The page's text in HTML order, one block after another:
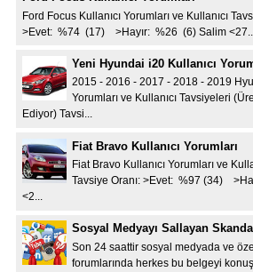
Ford Focus Kullanıcı Yorumları ve Kullanıcı
>Evet: %74 (17) >Hayır: %26 (6) Salim <27....
Yeni Hyundai i20 Kullanıcı
2015 - 2016 - 2017 - 2018 - 2019
Yorumları ve Kullanıcı Tavsiyeleri
Ediyor) Tavsi...
Fiat Bravo Kullanıcı Yorumları
Fiat Bravo Kullanıcı Yorumları ve
Tavsiye Oranı: >Evet: %97 (34)
<2...
Sosyal Medyayı Sallayan
Son 24 saattir sosyal medyada ve
forumlarında herkes bu belgeyi